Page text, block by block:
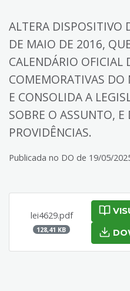
ALTERA DISPOSITIVO
DE MAIO DE 2016,
CALENDÁRIO OFICIAL
COMEMORATIVAS
E CONSOLIDA A
SOBRE O ASSUNTO, E
PROVIDÊNCIAS.
Publicada no DO de 19/05/
lei4629.pdf
128,41 KB